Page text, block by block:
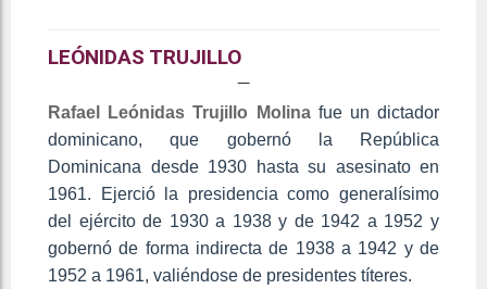
LEÓNIDAS TRUJILLO
Rafael Leónidas Trujillo Molinafue un dictador
dominicano, que gobernó la República
Dominicana desde 1930 hasta su asesinato en
1961. Ejerció la presidencia como generalísimo
del ejército de 1930 a 1938 y de 1942 a 1952 y
gobernó de forma indirecta de 1938 a 1942 y de
1952 a 1961, valiéndose de presidentes títeres.